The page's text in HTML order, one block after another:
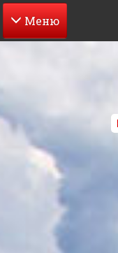
Перейти
содержанию